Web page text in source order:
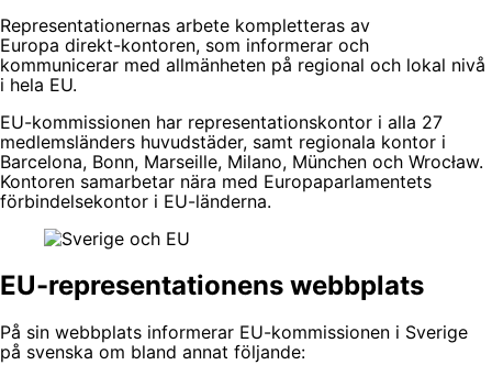
Representationernas arbete kompletteras av
Europa direkt-kontoren, som informerar och
kommunicerar med allmänheten på regional och lokal nivå
i hela EU.
EU-kommissionen har representationskontor i alla 27
medlemsländers huvudstäder, samt regionala kontor i
Barcelona, Bonn, Marseille, Milano, München och Wrocław.
Kontoren samarbetar nära med Europaparlamentets
förbindelsekontor i EU-länderna.
EU-representationens webbplats
På sin webbplats informerar EU-kommissionen i Sverige
på svenska om bland annat följande: